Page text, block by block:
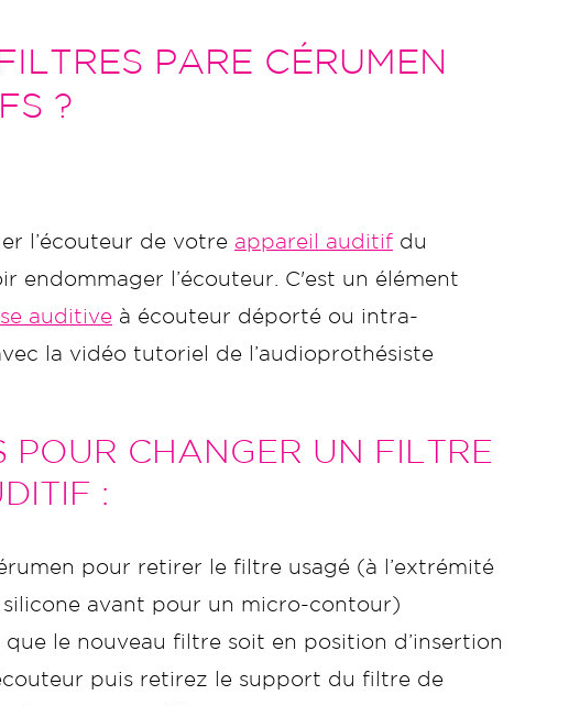
PARE CÉRUMEN
?
l’écouteur de votre appareil auditif du
endommager l’écouteur. C'est un élément
auditive à écouteur déporté ou intra-
la vidéo tutoriel de l’audioprothésiste
POUR CHANGER UN FILTRE
:
pour retirer le filtre usagé (à l’extrémité
silicone avant pour un micro-contour)
le nouveau filtre soit en position d’insertion
puis retirez le support du filtre de